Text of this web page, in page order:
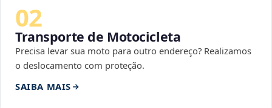
02
Transporte de Motocicleta
Precisa levar sua moto para outro endereço? Realizamos
o deslocamento com proteção.
SAIBA MAIS